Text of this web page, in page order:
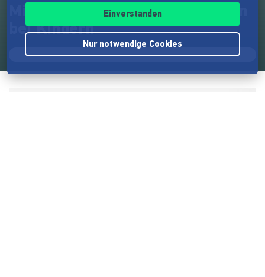
Mit WhatsApp gegen Depression
bei Kindern
Einverstanden
Nur notwendige Cookies